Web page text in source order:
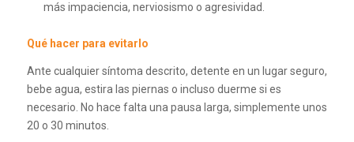
más impaciencia, nerviosismo o agresividad.
Qué hacer para evitarlo
Ante cualquier síntoma descrito, detente en un lugar seguro,
bebe agua, estira las piernas o incluso duerme si es
necesario. No hace falta una pausa larga, simplemente unos
20 o 30 minutos.